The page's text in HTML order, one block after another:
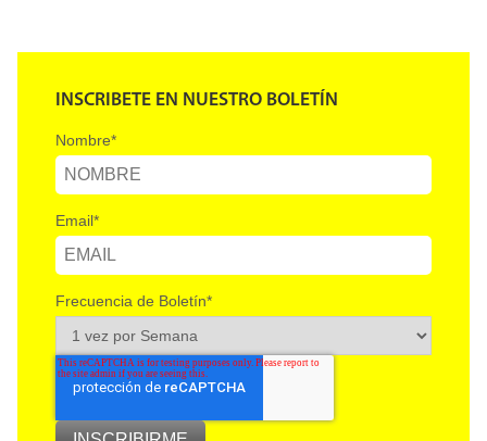
INSCRIBETE EN NUESTRO BOLETÍN
Nombre*
Email*
Frecuencia de Boletín*